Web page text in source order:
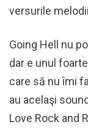
versurile
Going Hell nu
dar e unul
care să nu îmi
au acelaşi
Love Rock and